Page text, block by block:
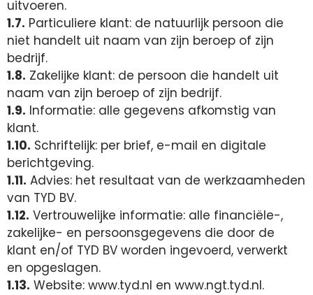
uitvoeren.
1.7. Particuliere klant: de natuurlijk persoon die
niet handelt uit naam van zijn beroep of zijn
bedrijf.
1.8. Zakelijke klant: de persoon die handelt uit
naam van zijn beroep of zijn bedrijf.
1.9. Informatie: alle gegevens afkomstig van
klant.
1.10. Schriftelijk: per brief, e-mail en digitale
berichtgeving.
1.11. Advies: het resultaat van de werkzaamheden
van TYD BV.
1.12. Vertrouwelijke informatie: alle financiële-,
zakelijke- en persoonsgegevens die door de
klant en/of TYD BV worden ingevoerd, verwerkt
en opgeslagen.
1.13. Website: www.tyd.nl en www.ngt.tyd.nl.